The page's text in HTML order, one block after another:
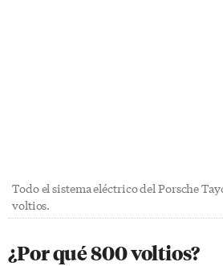
Todo el sistema eléctrico del Porsche
voltios.
¿Por qué 800 voltios?